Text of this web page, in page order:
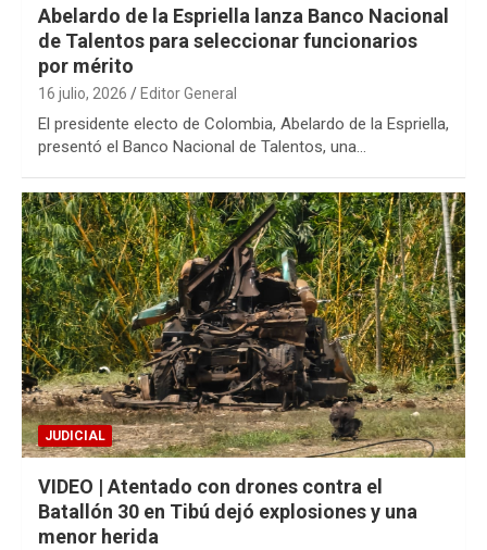
Abelardo de la Espriella lanza Banco Nacional
de Talentos para seleccionar funcionarios
por mérito
16 julio, 2026 Editor General
El presidente electo de Colombia, Abelardo de la Espriella,
presentó el Banco Nacional de Talentos, una…
JUDICIAL
VIDEO | Atentado con drones contra el
Batallón 30 en Tibú dejó explosiones y una
menor herida